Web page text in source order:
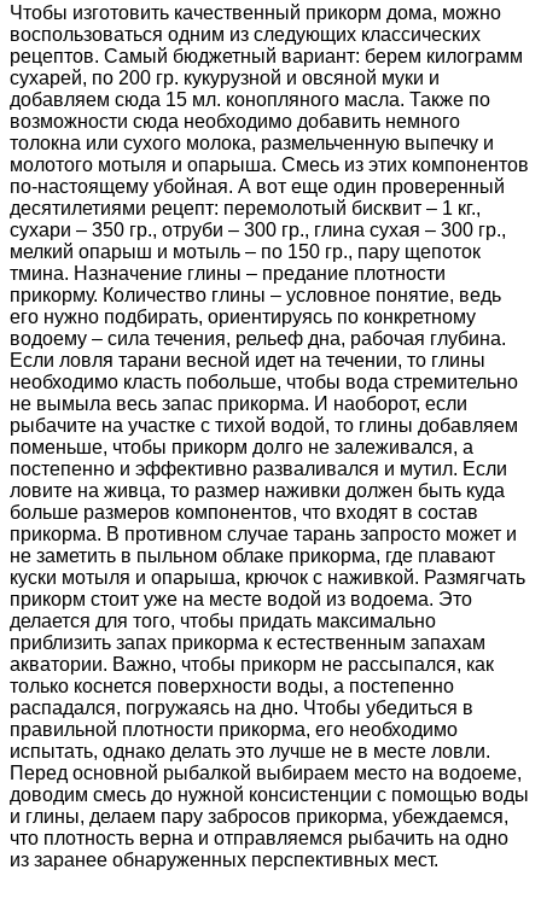
Чтобы изготовить качественный прикорм дома, можно
воспользоваться одним из следующих классических
рецептов. Самый бюджетный вариант: берем килограмм
сухарей, по 200 гр. кукурузной и овсяной муки и
добавляем сюда 15 мл. конопляного масла. Также по
возможности сюда необходимо добавить немного
толокна или сухого молока, размельченную выпечку и
молотого мотыля и опарыша. Смесь из этих компонентов
по-настоящему убойная. А вот еще один проверенный
десятилетиями рецепт: перемолотый бисквит – 1 кг.,
сухари – 350 гр., отруби – 300 гр., глина сухая – 300 гр.,
мелкий опарыш и мотыль – по 150 гр., пару щепоток
тмина. Назначение глины – предание плотности
прикорму. Количество глины – условное понятие, ведь
его нужно подбирать, ориентируясь по конкретному
водоему – сила течения, рельеф дна, рабочая глубина.
Если ловля тарани весной идет на течении, то глины
необходимо класть побольше, чтобы вода стремительно
не вымыла весь запас прикорма. И наоборот, если
рыбачите на участке с тихой водой, то глины добавляем
поменьше, чтобы прикорм долго не залеживался, а
постепенно и эффективно разваливался и мутил. Если
ловите на живца, то размер наживки должен быть куда
больше размеров компонентов, что входят в состав
прикорма. В противном случае тарань запросто может и
не заметить в пыльном облаке прикорма, где плавают
куски мотыля и опарыша, крючок с наживкой. Размягчать
прикорм стоит уже на месте водой из водоема. Это
делается для того, чтобы придать максимально
приблизить запах прикорма к естественным запахам
акватории. Важно, чтобы прикорм не рассыпался, как
только коснется поверхности воды, а постепенно
распадался, погружаясь на дно. Чтобы убедиться в
правильной плотности прикорма, его необходимо
испытать, однако делать это лучше не в месте ловли.
Перед основной рыбалкой выбираем место на водоеме,
доводим смесь до нужной консистенции с помощью воды
и глины, делаем пару забросов прикорма, убеждаемся,
что плотность верна и отправляемся рыбачить на одно
из заранее обнаруженных перспективных мест.